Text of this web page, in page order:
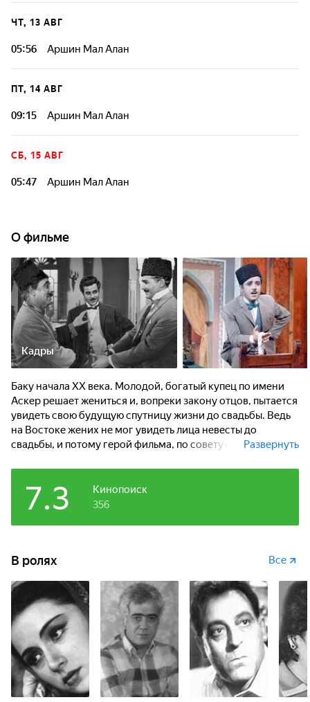
ЧТ, 13 АВГ
05:56 Аршин Мал Алан
ПТ, 14 АВГ
09:15 Аршин Мал Алан
СБ, 15 АВГ
05:47 Аршин Мал Алан
О фильме
Кадры
Баку начала ХХ века. Молодой, богатый купец по имени
Аскер решает жениться и, вопреки закону отцов, пытается
увидеть свою будущую спутницу жизни до свадьбы. Ведь
на Востоке жених не мог увидеть лица невесты до
свадьбы, и потому герой фильма, по совету своего друга
которых называли Аршин Мал-Алан...
Развернуть
Кинопоиск
7.3 356
В ролях Все